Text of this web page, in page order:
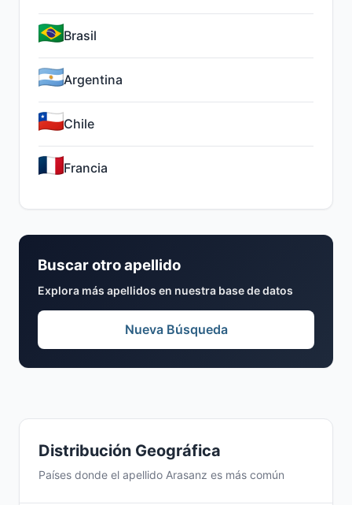
Distribución Geográfica
Países donde el apellido Arasanz es más común
Brasil
Argentina
Chile
Francia
Buscar otro apellido
Explora más apellidos en nuestra base de datos
Nueva Búsqueda